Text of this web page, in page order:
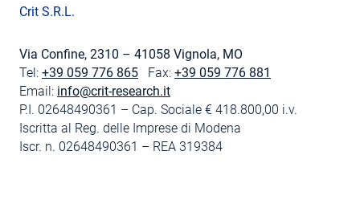
Crit S.R.L.
Via Confine, 2310 – 41058 Vignola, MO
Tel: +39 059 776 865 Fax: +39 059 776 881
Email: info@crit-research.it
P.I. 02648490361 – Cap. Sociale € 418.800,00 i.v.
Iscritta al Reg. delle Imprese di Modena
Iscr. n. 02648490361 – REA 319384